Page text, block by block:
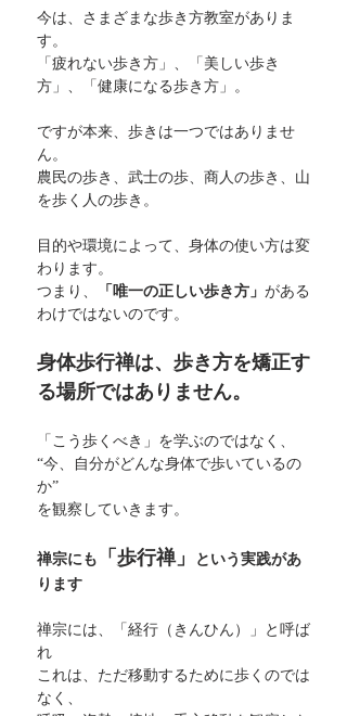
今は、さまざまな歩き方教室がありま
す。
「疲れない歩き方」、「美しい歩き
方」、「健康になる歩き方」。
ですが本来、歩きは一つではありませ
ん。
農民の歩き、武士の歩、商人の歩き、山
を歩く人の歩き。
目的や環境によって、身体の使い方は変
わります。
つまり、
「唯一の正しい歩き方」 がある
わけではないのです。
身体歩行禅は、歩き方を矯正す
る場所ではありません。
「こう歩くべき」を学ぶのではなく、
“今、自分がどんな身体で歩いているの
か”
を観察していきます。
禅宗にも 「歩行禅」
という実践があ
ります
禅宗には、「経行（きんひん）」と呼ば
れ
これは、ただ移動するために歩くのでは
なく、